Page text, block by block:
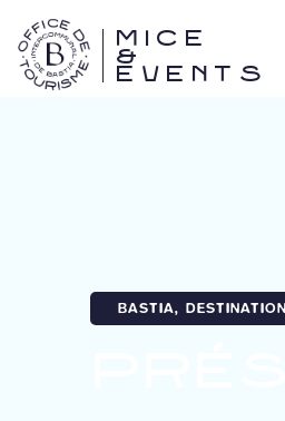
MICE
&
EVENTS
BASTIA,